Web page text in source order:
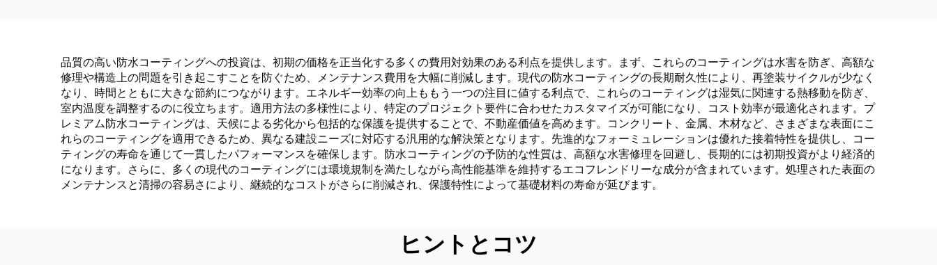
品質の高い防水コーティングへの投資は、初期の価格を正当化する多くの費用対効果のある利点を提供します。まず、これらのコーティングは水害を防ぎ、高額な
修理や構造上の問題を引き起こすことを防ぐため、メンテナンス費用を大幅に削減します。現代の防水コーティングの長期耐久性により、再塗装サイクルが少なく
なり、時間とともに大きな節約につながります。エネルギー効率の向上ももう一つの注目に値する利点で、これらのコーティングは湿気に関連する熱移動を防ぎ、
室内温度を調整するのに役立ちます。適用方法の多様性により、特定のプロジェクト要件に合わせたカスタマイズが可能になり、コスト効率が最適化されます。プ
レミアム防水コーティングは、天候による劣化から包括的な保護を提供することで、不動産価値を高めます。コンクリート、金属、木材など、さまざまな表面にこ
れらのコーティングを適用できるため、異なる建設ニーズに対応する汎用的な解決策となります。先進的なフォーミュレーションは優れた接着特性を提供し、コー
ティングの寿命を通じて一貫したパフォーマンスを確保します。防水コーティングの予防的な性質は、高額な水害修理を回避し、長期的には初期投資がより経済的
になります。さらに、多くの現代のコーティングには環境規制を満たしながら高性能基準を維持するエコフレンドリーな成分が含まれています。処理された表面の
メンテナンスと清掃の容易さにより、継続的なコストがさらに削減され、保護特性によって基礎材料の寿命が延びます。
ヒントとコツ